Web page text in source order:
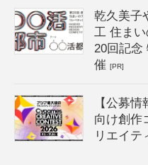
乾久美子
工 住ま
20回記念
催[PR]
【公募
向け創作
リエイテ